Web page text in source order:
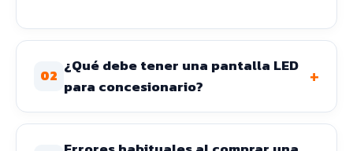
02
¿Qué debe tener una pantalla LED
para concesionario?
+